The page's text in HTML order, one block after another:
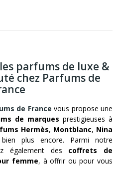
parfums de luxe &
chez Parfums de
de France vous propose une
de marques prestigieuses à
Hermès, Montblanc, Nina
plus encore. Parmi notre
également des coffrets de
femme, à offrir ou pour vous